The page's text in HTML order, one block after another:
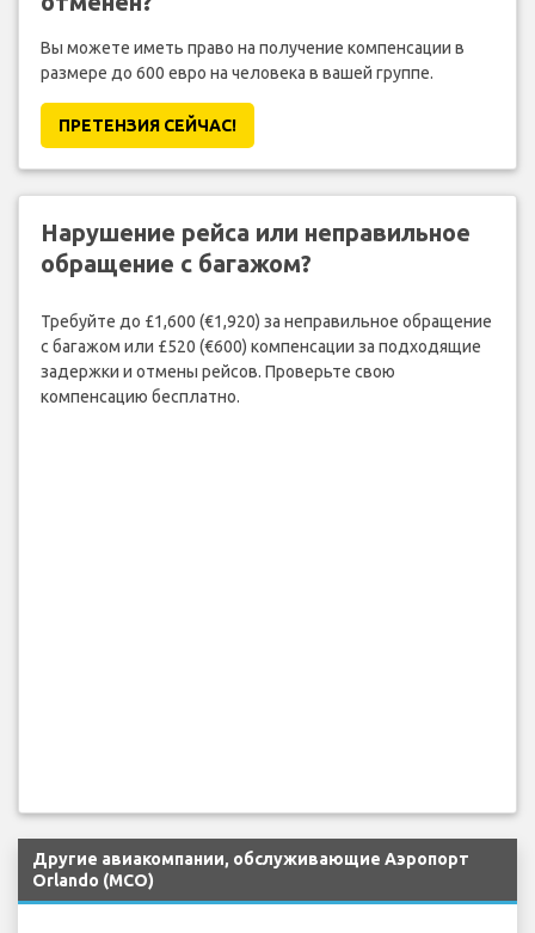
Ваш рейс был задержан или
отменен?
Вы можете иметь право на получение компенсации в
размере до 600 евро на человека в вашей группе.
ПРЕТЕНЗИЯ CЕЙЧАС!
Нарушение рейса или неправильное
обращение с багажом?